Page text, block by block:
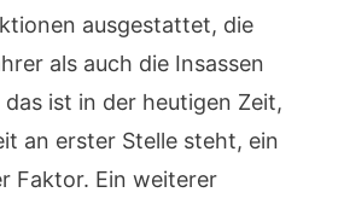
ausgestattet, die
als auch die Insassen
ist in der heutigen Zeit,
an erster Stelle steht, ein
Faktor. Ein weiterer